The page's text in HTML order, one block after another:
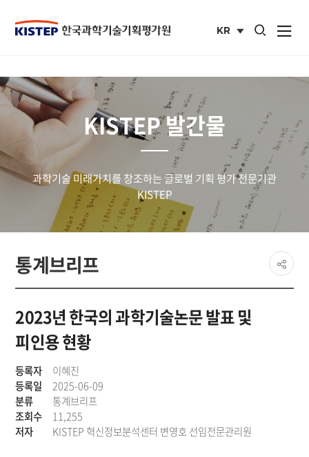
KR
통합검색 열기
사이트맵
KISTEP 발간물
과학기술 미래가치를 창조하는 글로벌 기획 평가 전문기관
KISTEP
통계브리프
페이지
공유
share
2023년 한국의 과학기술논문 발표 및
피인용 현황
등록자
이혜진
등록일
2025-06-09
분류
통계브리프
조회수
11,255
저자
KISTEP 혁신정보분석센터 변영호 선임전문관리원